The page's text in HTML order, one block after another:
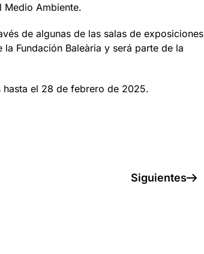
Medio Ambiente.
de algunas de las salas de exposiciones
Fundación Baleària y será parte de la
hasta el 28 de febrero de 2025.
Siguientes